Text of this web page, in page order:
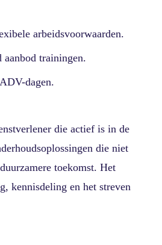
arbeidsvoorwaarden.
trainingen.
dagen.
die actief is in de
die niet
toekomst. Het
kennisdeling en het streven